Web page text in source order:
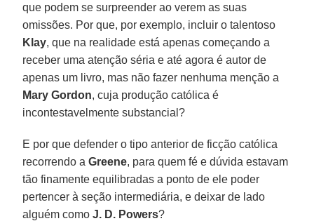
que podem se surpreender ao verem as suas
omissões. Por que, por exemplo, incluir o talentoso
Klay, que na realidade está apenas começando a
receber uma atenção séria e até agora é autor de
apenas um livro, mas não fazer nenhuma menção a
Mary Gordon, cuja produção católica é
incontestavelmente substancial?
E por que defender o tipo anterior de ficção católica
recorrendo aGreene, para quem fé e dúvida estavam
tão finamente equilibradas a ponto de ele poder
pertencer à seção intermediária, e deixar de lado
alguém comoJ. D. Powers?